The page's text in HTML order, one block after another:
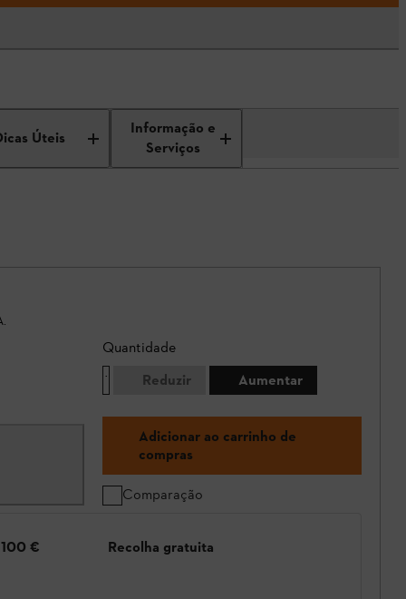
Úteis
Informação e
Serviços
Quantidade
Reduzir
Aumentar
Adicionar ao carrinho de
compras
Comparação
€ Recolha gratuita